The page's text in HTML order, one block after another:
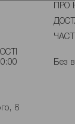
ПРО
Без
6